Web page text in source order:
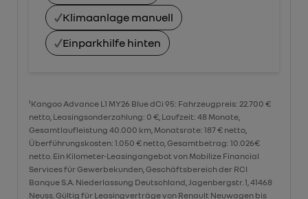
Klimaanlage manuell
Einparkhilfe hinten
¹Kangoo Advance L1 MY26 Blue dCi 95: Fahrzeugpreis: 22.700 €
netto, Leasingsonderzahlung: 0 €, Laufzeit: 48 Monate,
Gesamtlaufleistung 40.000 km, Monatsrate: 187 € netto,
Überführungskosten: 1.050 € netto, Gesamtbetrag: 10.026€
netto. Ein Kilometer-Leasingangebot von Mobilize Financial
Services für Gewerbekunden, Geschäftsbereich der RCI
Banque S.A. Niederlassung Deutschland, Jagenbergstr. 1, 41468
Neuss. Gültig für Leasingverträge von Renault Neuwagen bis